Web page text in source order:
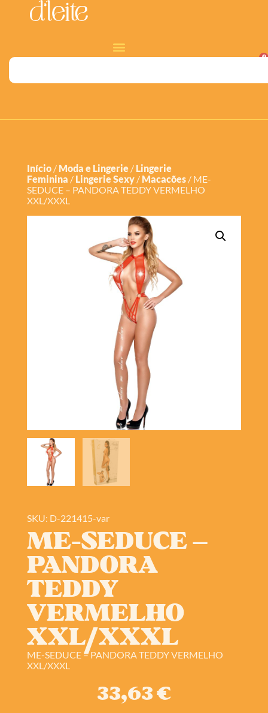
0
Início/ Moda e Lingerie/ Lingerie
Feminina / Lingerie Sexy/ Macacões/ ME-
SEDUCE – PANDORA TEDDY VERMELHO
XXL/XXXL
SKU: D-221415-var
ME-SEDUCE –
PANDORA
TEDDY
VERMELHO
XXL/XXXL
ME-SEDUCE – PANDORA TEDDY VERMELHO
XXL/XXXL
33,63€